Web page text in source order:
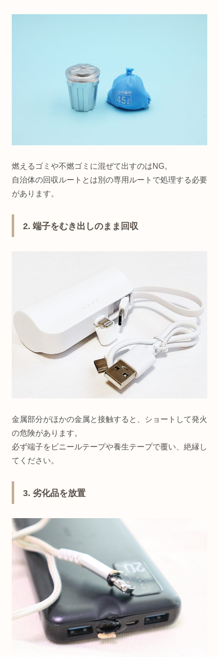
燃えるゴミや不燃ゴミに混ぜて出すのはNG。
自治体の回収ルートとは別の専用ルートで処理する必要
があります。
2. 端子をむき出しのまま回収
金属部分がほかの金属と接触すると、ショートして発火
の危険があります。
必ず端子をビニールテープや養生テープで覆い、絶縁し
てください。
3. 劣化品を放置